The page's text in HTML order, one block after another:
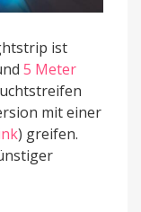
ist
5 Meter
mit einer
) greifen.